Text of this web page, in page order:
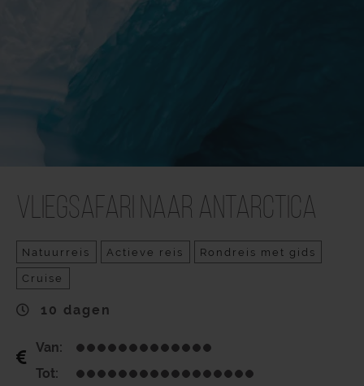
Vliegsafari naar Antarctica
Natuurreis Actieve reis Rondreis met gids
Cruise
10 dagen
Van:
Tot: